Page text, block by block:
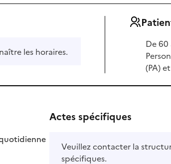
les horaires.
De 60
(PA)
Actes spécifiques
Veuillez contacter la
spécifiques.